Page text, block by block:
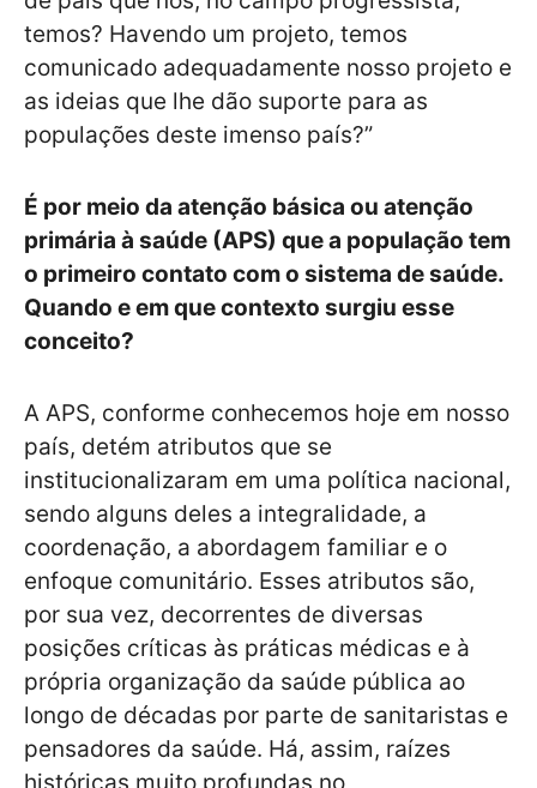
temos? Havendo um projeto, temos
comunicado adequadamente nosso projeto e
as ideias que lhe dão suporte para as
populações deste imenso país?”
É por meio da atenção básica ou atenção
primária à saúde (APS) que a população tem
o primeiro contato com o sistema de saúde.
Quando e em que contexto surgiu esse
conceito?
A APS, conforme conhecemos hoje em nosso
país, detém atributos que se
institucionalizaram em uma política nacional,
sendo alguns deles a integralidade, a
coordenação, a abordagem familiar e o
enfoque comunitário. Esses atributos são,
por sua vez, decorrentes de diversas
posições críticas às práticas médicas e à
própria organização da saúde pública ao
longo de décadas por parte de sanitaristas e
pensadores da saúde. Há, assim, raízes